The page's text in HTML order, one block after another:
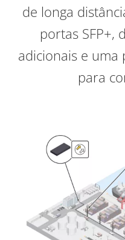
de longa
portas SFP+,
adicionais e uma
para